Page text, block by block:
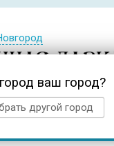
ваш город?
другой город